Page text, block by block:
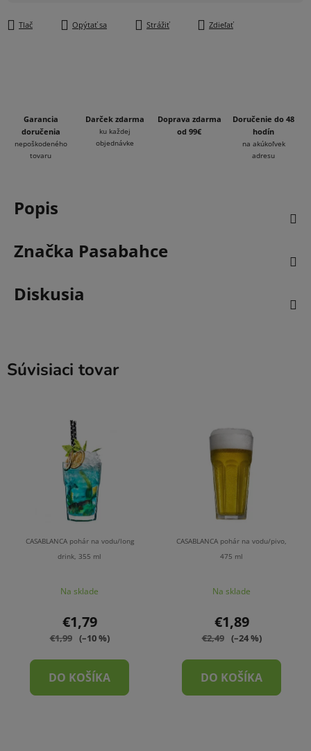
Tlač Opýtať sa Strážiť Zdieľať
Garancia
doručenia
nepoškodeného
tovaru
Darček zdarma
ku každej
objednávke
Doprava zdarma
od 99€
Doručenie do 48
hodín
na akúkoľvek
adresu
Popis
Značka Pasabahce
Diskusia
Súvisiaci tovar
CASABLANCA pohár na vodu/long
drink, 355 ml
Na sklade
€1,79
€1,99 (–10 %)
DO KOŠÍKA
CASABLANCA pohár na vodu/pivo,
475 ml
Na sklade
€1,89
€2,49 (–24 %)
DO KOŠÍKA